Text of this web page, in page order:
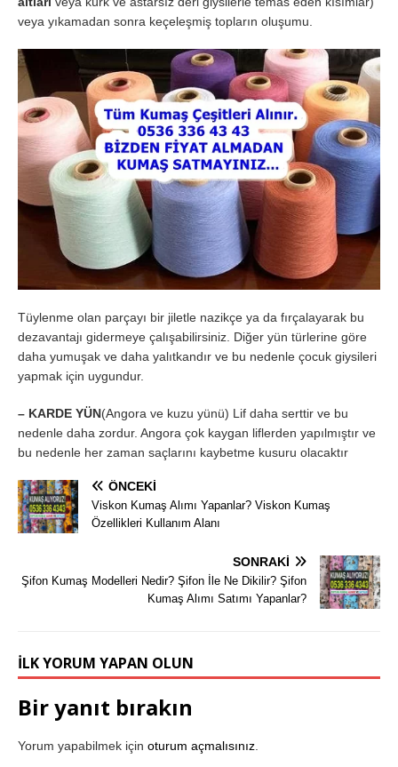
veya yıkamadan sonra keçeleşmiş topların oluşumu.
Tüylenme olan parçayı bir jiletle nazikçe ya da fırçalayarak bu
dezavantajı gidermeye çalışabilirsiniz. Diğer yün türlerine göre
daha yumuşak ve daha yalıtkandır ve bu nedenle çocuk giysileri
yapmak için uygundur.
– KARDE YÜN(Angora ve kuzu yünü) Lif daha serttir ve bu
nedenle daha zordur. Angora çok kaygan liflerden yapılmıştır ve
bu nedenle her zaman saçlarını kaybetme kusuru olacaktır
ÖNCEKI
Viskon Kumaş Alımı Yapanlar? Viskon Kumaş
Özellikleri Kullanım Alanı
SONRAKI
Şifon Kumaş Modelleri Nedir? Şifon İle Ne Dikilir? Şifon
Kumaş Alımı Satımı Yapanlar?
İLK YORUM YAPAN OLUN
Bir yanıt bırakın
Yorum yapabilmek için oturum açmalısınız